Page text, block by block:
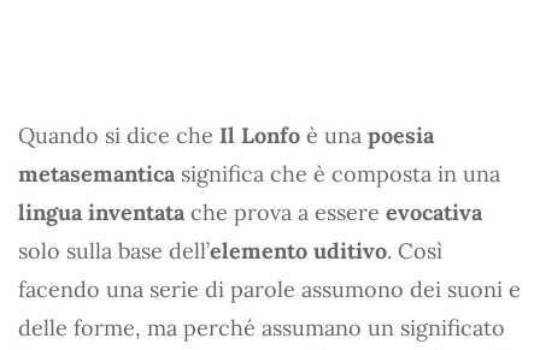
Quando si dice che Il Lonfo è una poesia
metasemantica significa che è composta in una
lingua inventata che prova a essere evocativa
solo sulla base dell’elemento uditivo. Così
facendo una serie di parole assumono dei suoni e
delle forme, ma perché assumano un significato